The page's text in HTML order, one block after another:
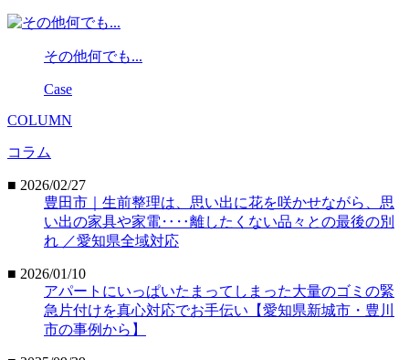
その他何でも...
Case
COLUMN
コラム
■ 2026/02/27
豊田市｜生前整理は、思い出に花を咲かせながら、思
い出の家具や家電‥‥離したくない品々との最後の別
れ ／愛知県全域対応
■ 2026/01/10
アパートにいっぱいたまってしまった大量のゴミの緊
急片付けを真心対応でお手伝い【愛知県新城市・豊川
市の事例から】